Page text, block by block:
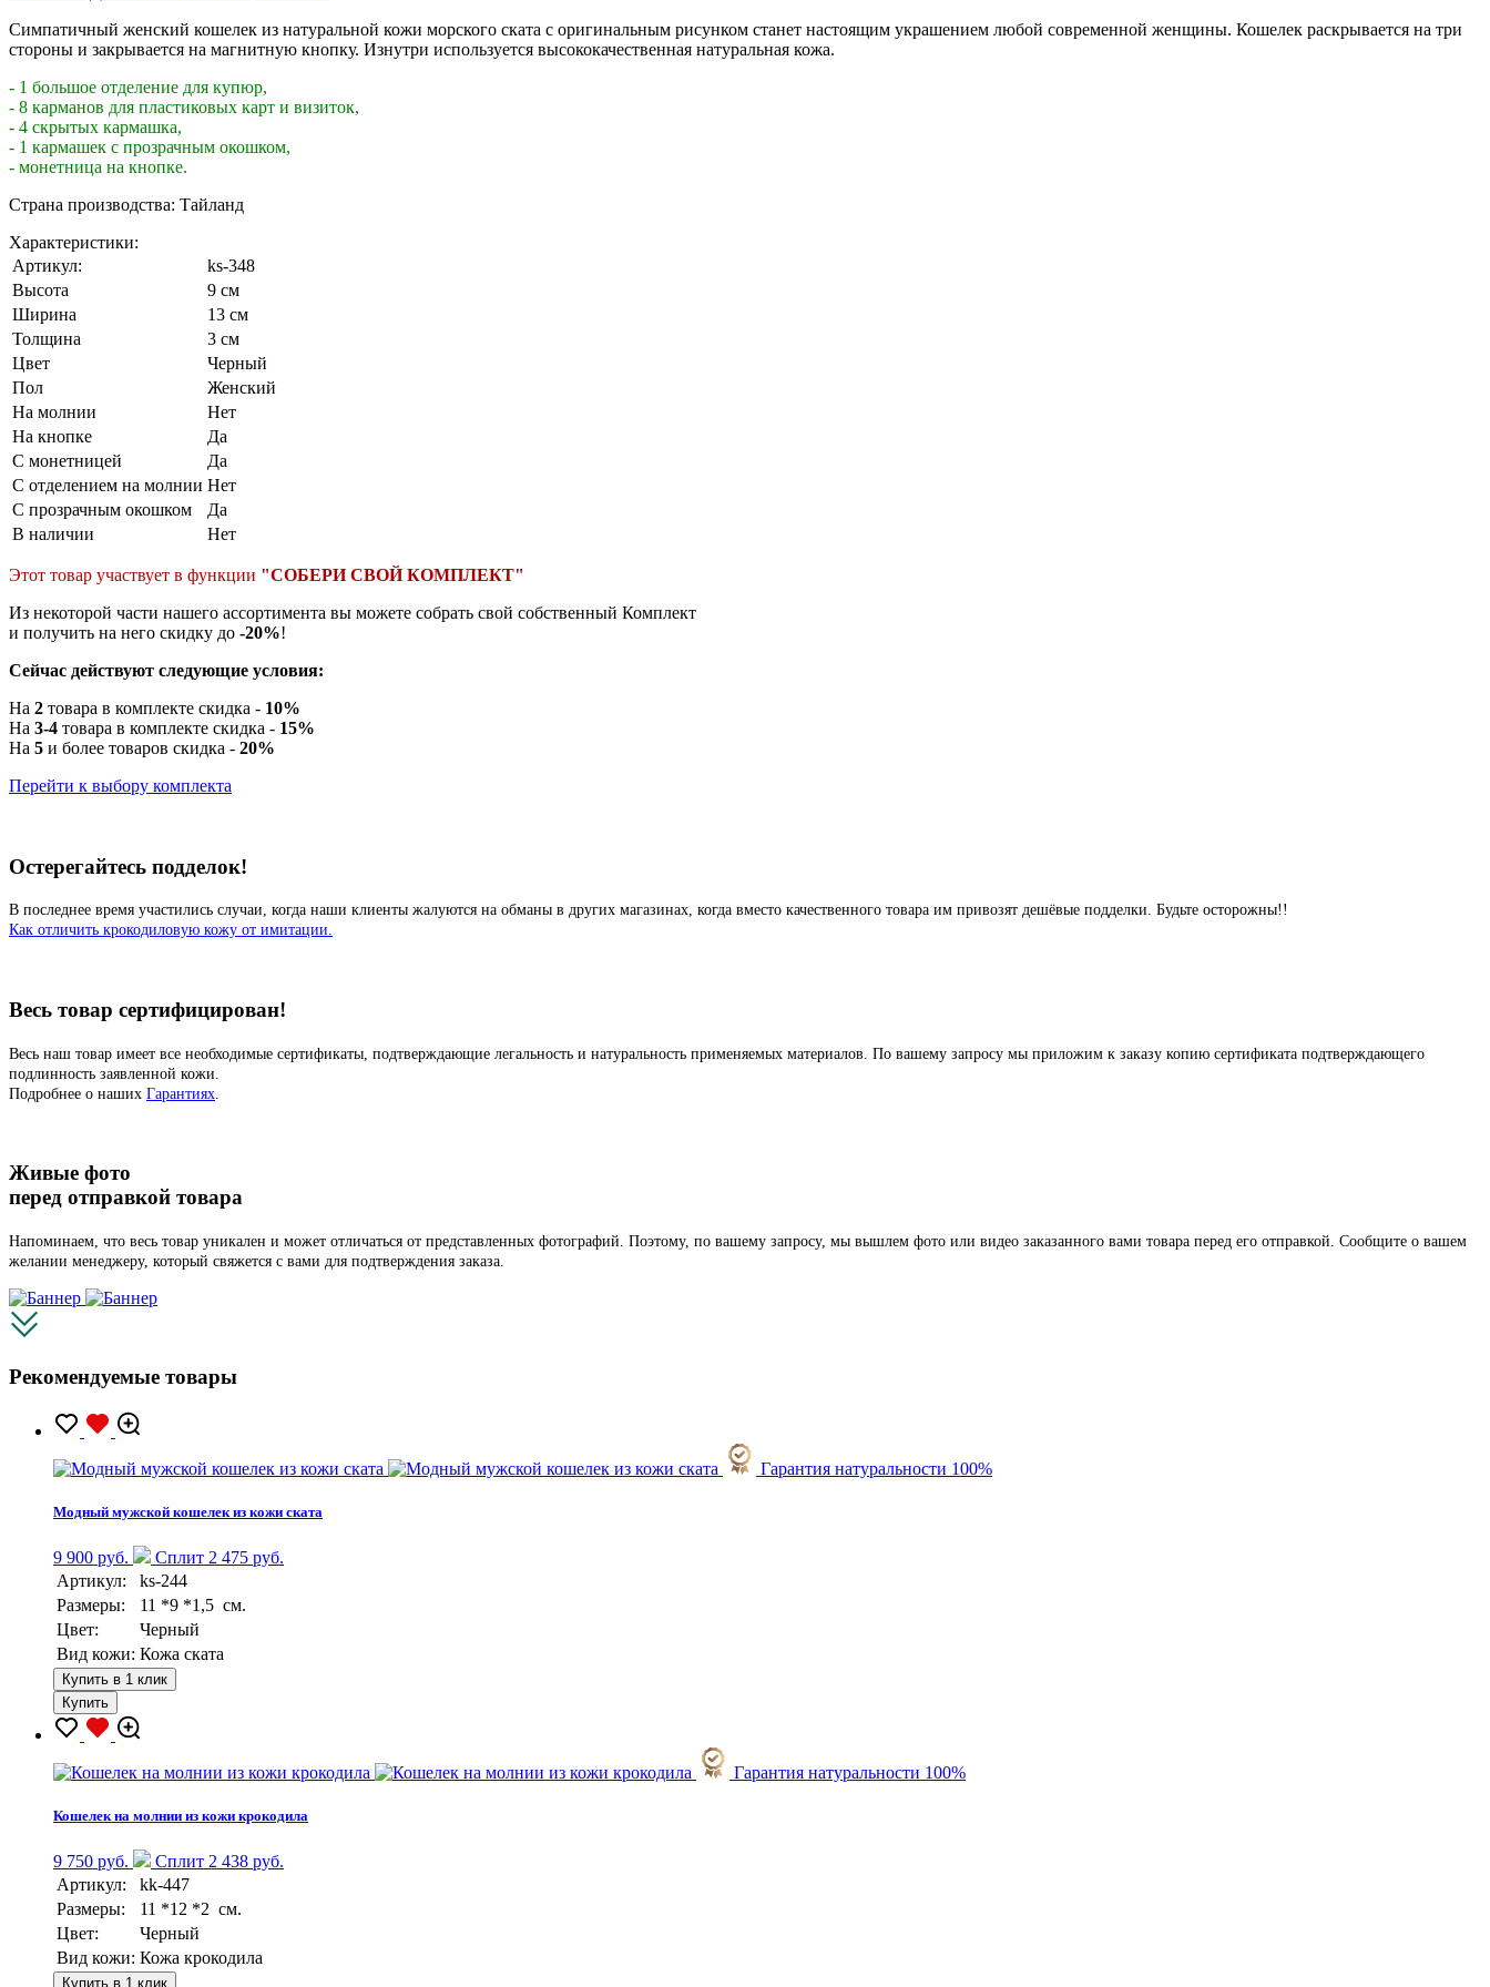
Симпатичный женский кошелек из натуральной кожи морского ската с оригинальным рисунком станет настоящим украшением любой современной женщины. Кошелек раскрывается на три
стороны и закрывается на магнитную кнопку. Изнутри используется высококачественная натуральная кожа.
- 1 большое отделение для купюр,
- 8 карманов для пластиковых карт и визиток,
- 4 скрытых кармашка,
- 1 кармашек с прозрачным окошком,
- монетница на кнопке.
Страна производства: Тайланд
Характеристики:
Артикул:
ks-348
Высота
9 см
Ширина
13 см
Толщина
3 см
Цвет
Черный
Пол
Женский
На молнии
Нет
На кнопке
Да
С монетницей
Да
С отделением на молнии Нет
С прозрачным окошком
Да
В наличии
Нет
Этот товар участвует в функции "СОБЕРИ СВОЙ КОМПЛЕКТ"
Из некоторой части нашего ассортимента вы можете собрать свой собственный Комплект
и получить на него скидку до -20%!
Сейчас действуют следующие условия:
На 2 товара в комплекте скидка - 10%
На 3-4 товара в комплекте скидка - 15%
На 5 и более товаров скидка - 20%
Перейти к выбору комплекта
Остерегайтесь подделок!
В последнее время участились случаи, когда наши клиенты жалуются на обманы в других магазинах, когда вместо качественного товара им привозят дешёвые подделки. Будьте осторожны!!
Как отличить крокодиловую кожу от имитации.
Весь товар сертифицирован!
Весь наш товар имеет все необходимые сертификаты, подтверждающие легальность и натуральность применяемых материалов. По вашему запросу мы приложим к заказу копию сертификата подтверждающего
подлинность заявленной кожи.
Подробнее о наших Гарантиях
Живые фото
перед отправкой товара
Напоминаем, что весь товар уникален и может отличаться от представленных фотографий. Поэтому, по вашему запросу, мы вышлем фото или видео заказанного вами товара перед его отправкой. Сообщите о вашем
желании менеджеру, который свяжется с вами для подтверждения заказа.
Рекомендуемые товары
Гарантия натуральности 100%
Модный мужской кошелек из кожи ската
9 900 руб.
Сплит 2 475 руб.
Артикул:
ks-244
Размеры:
11 *9 *1,5 см.
Цвет:
Черный
Вид кожи: Кожа ската
Купить в 1 клик
Купить
Гарантия натуральности 100%
Кошелек на молнии из кожи крокодила
9 750 руб.
Сплит 2 438 руб.
Артикул:
kk-447
Размеры:
11 *12 *2 см.
Цвет:
Черный
Вид кожи: Кожа крокодила
Купить в 1 клик